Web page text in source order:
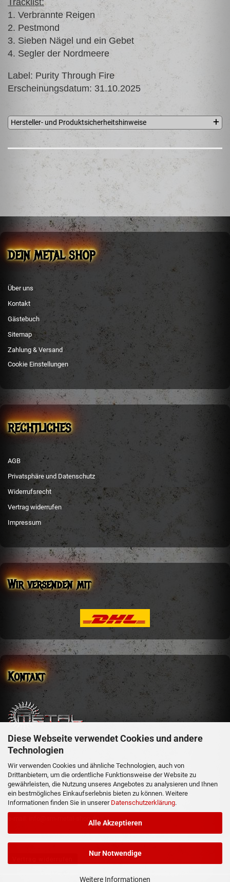
Diese Webseite verwendet Cookies und andere
Technologien
Wir verwenden Cookies und ähnliche Technologien, auch von
Drittanbietern, um die ordentliche Funktionsweise der Website zu
gewährleisten, die Nutzung unseres Angebotes zu analysieren und Ihnen
ein bestmögliches Einkaufserlebnis bieten zu können. Weitere
Informationen finden Sie in unserer Datenschutzerklärung.
Alle Akzeptieren
Nur Notwendige
Weitere Informationen
Tracklist:
1. Verbrannte Reigen
2. Pestmond
3. Sieben Nägel und ein Gebet
4. Segler der Nordmeere
Label: Purity Through Fire
Erscheinungsdatum: 31.10.2025
Hersteller- und Produktsicherheitshinweise
Purity Through Fire
c/o Postflex #8466
Emsdettener Straße 10
48268 Greven
GERMANY
info@purity-through-fire.com
DEIN METAL SHOP
Über uns
Kontakt
Gästebuch
Sitemap
Zahlung & Versand
Cookie Einstellungen
RECHTLICHES
AGB
Privatsphäre und Datenschutz
Widerrufsrecht
Vertrag widerrufen
Impressum
Wir versenden mit
Kontakt
sm-metal-shop
Steffen Mehler
Schachen 51
36129 Gersfeld
Telefon: 06654/919358
e-mail: info@sm-metal-shop.de